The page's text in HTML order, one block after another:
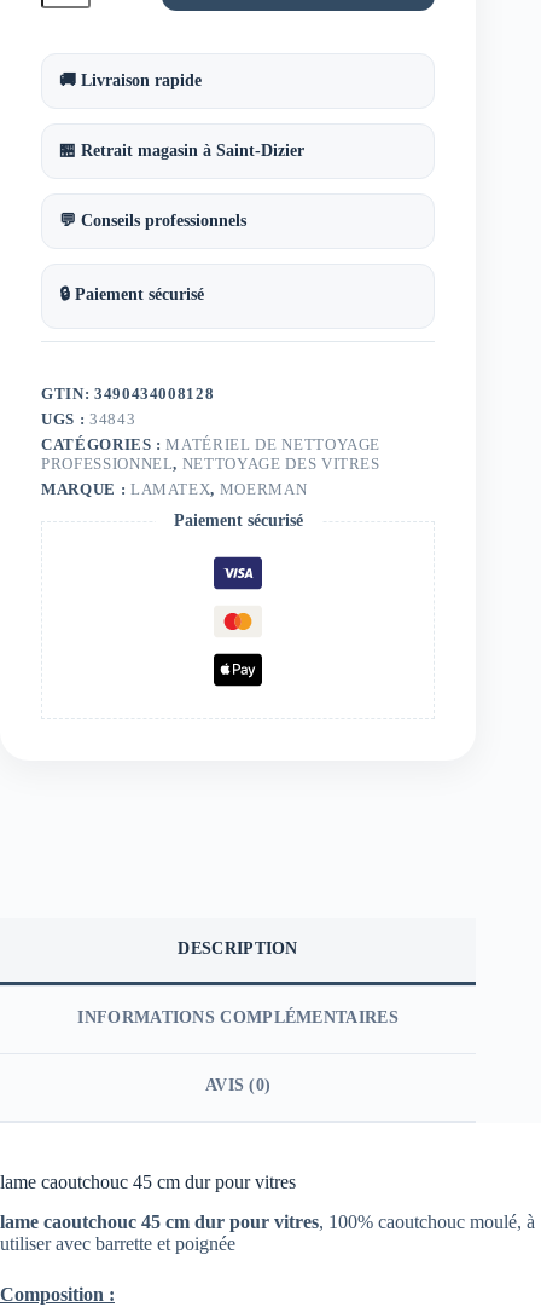
cm
dur
pour
vitres
🚚 Livraison rapide
🏪 Retrait magasin à Saint-Dizier
💬 Conseils professionnels
🔒 Paiement sécurisé
GTIN: 3490434008128
UGS : 34843
CATÉGORIES :MATÉRIEL DE NETTOYAGE
PROFESSIONNEL, NETTOYAGE DES VITRES
MARQUE : LAMATEX, MOERMAN
Paiement sécurisé
DESCRIPTION
INFORMATIONS COMPLÉMENTAIRES
AVIS (0)
lame caoutchouc 45 cm dur pour vitres
lame caoutchouc 45 cm dur pour vitres, 100% caoutchouc moulé, à
utiliser avec barrette et poignée
Composition :